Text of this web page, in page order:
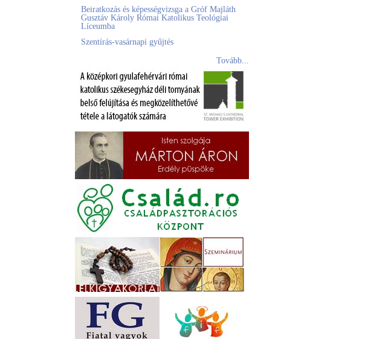
Beiratkozás és képességvizsga a Gróf Majláth
Gusztáv Károly Római Katolikus Teológiai
Líceumba
Szentírás-vasárnapi gyűjtés
Tovább...